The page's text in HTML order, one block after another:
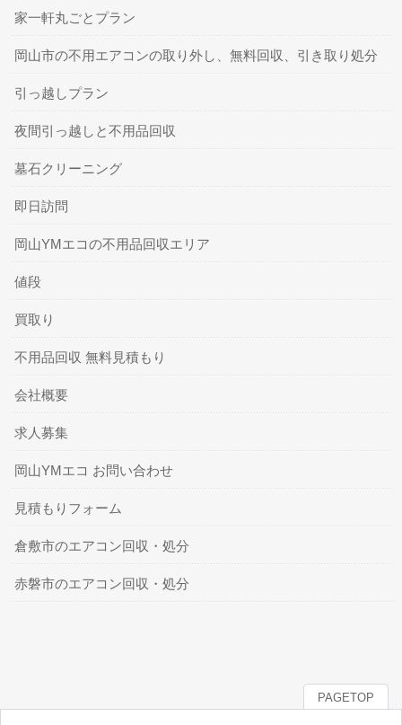
家一軒丸ごとプラン
岡山市の不用エアコンの取り外し、無料回収、引き取り処分
引っ越しプラン
夜間引っ越しと不用品回収
墓石クリーニング
即日訪問
岡山YMエコの不用品回収エリア
値段
買取り
不用品回収 無料見積もり
会社概要
求人募集
岡山YMエコ お問い合わせ
見積もりフォーム
倉敷市のエアコン回収・処分
赤磐市のエアコン回収・処分
PAGETOP